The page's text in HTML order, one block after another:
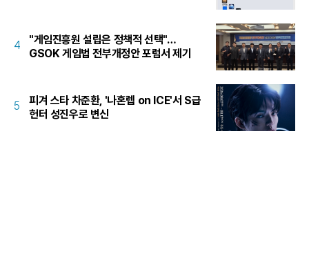
4
"게임진흥원 설립은 정책적 선택"…
GSOK 게임법 전부개정안 포럼서 제기
5
피겨 스타 차준환, '나혼렙 on ICE'서 S급
헌터 성진우로 변신